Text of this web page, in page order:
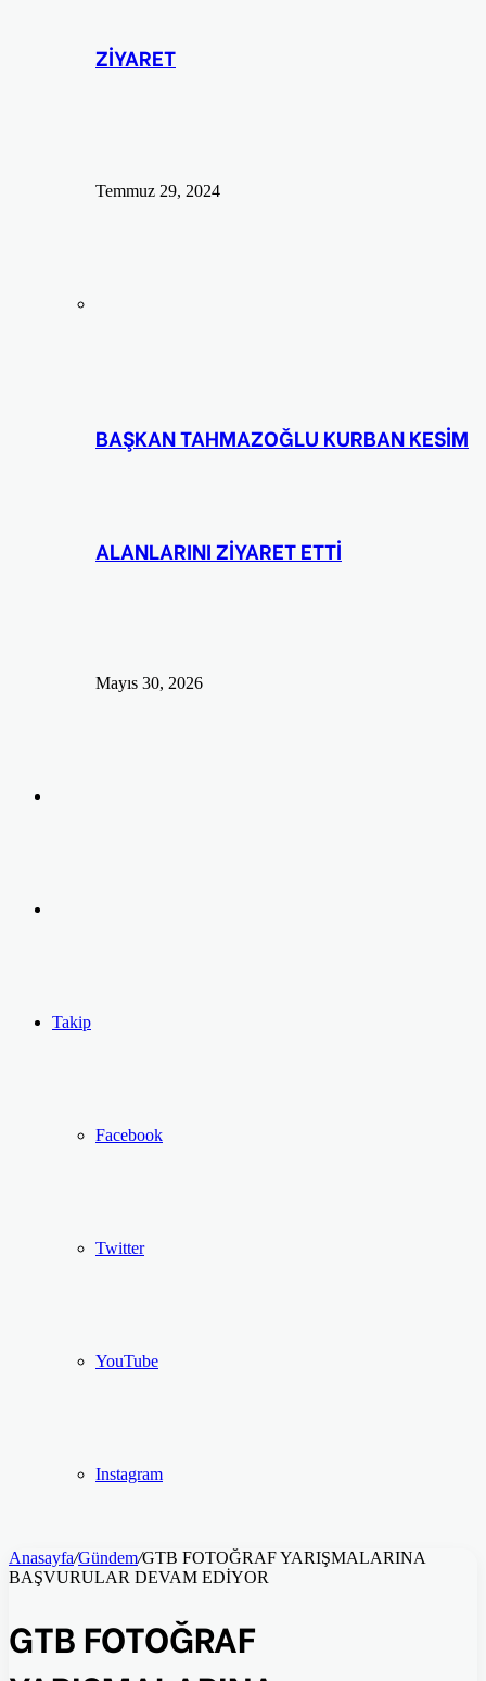
ZİYARET
Temmuz 29, 2024
BAŞKAN TAHMAZOĞLU KURBAN KESİM
ALANLARINI ZİYARET ETTİ
Mayıs 30, 2026
...
Ol
Takip
Facebook
Twitter
YouTube
Instagram
Anasayfa/Gündem/GTB FOTOĞRAF YARIŞMALARINA
BAŞVURULAR DEVAM EDİYOR
GTB FOTOĞRAF